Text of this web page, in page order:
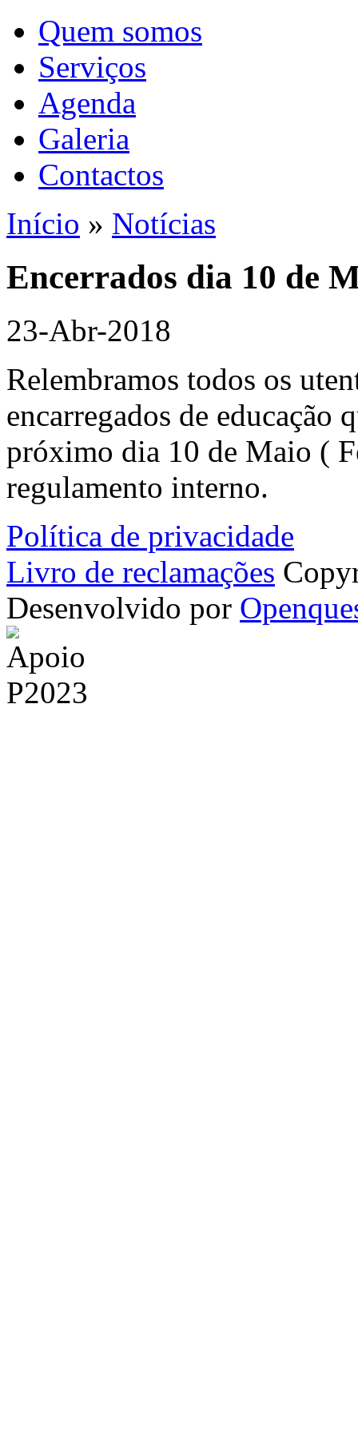
Quem somos
Serviços
Agenda
Galeria
Contactos
Início » Notícias
Encerrados dia 10 de
23-Abr-2018
Relembramos todos os
encarregados de educação
próximo dia 10 de Maio (
regulamento interno.
Política de privacidade
Livro de reclamações
Desenvolvido por